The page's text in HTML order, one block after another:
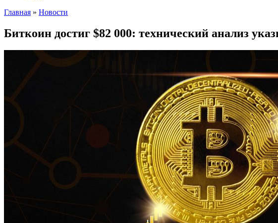
Главная » Новости
Биткоин достиг $82 000: технический анализ